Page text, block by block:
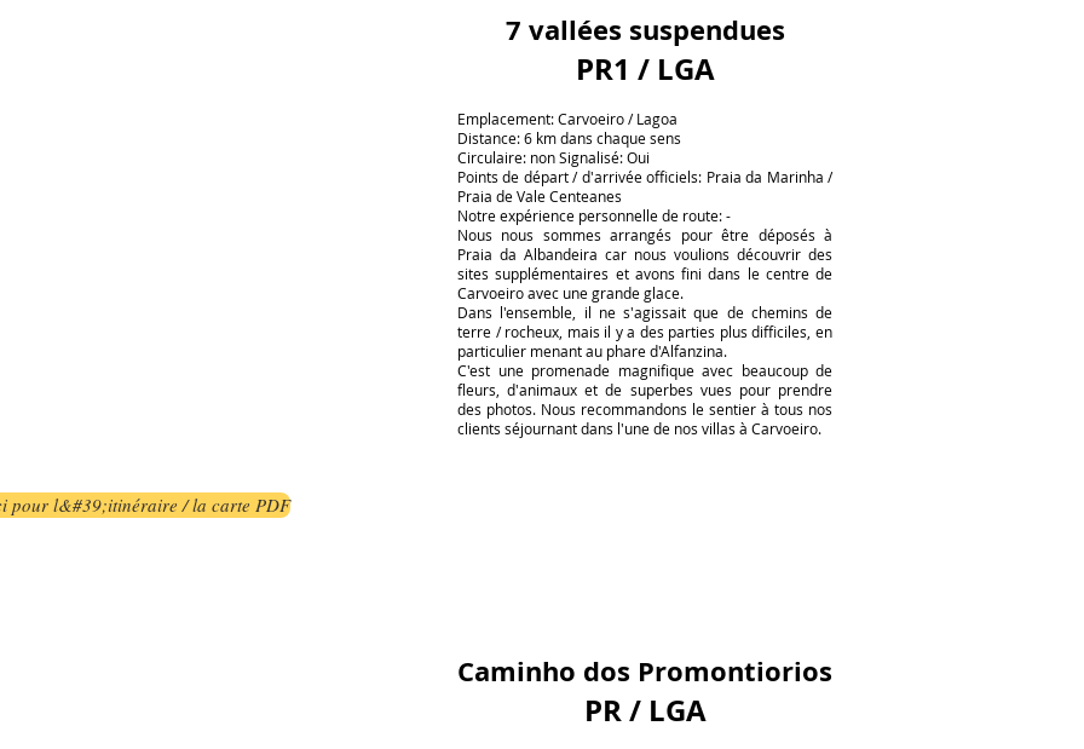
7 vallées suspendues
PR1 / LGA
Emplacement: Carvoeiro / Lagoa
Distance: 6 km dans chaque sens
Circulaire: non Signalisé: Oui
Points de départ / d'arrivée officiels: Praia da Marinha /
Praia de Vale Centeanes
Notre expérience personnelle de route: -
Nous nous sommes arrangés pour être déposés à
Praia da Albandeira car nous voulions découvrir des
sites supplémentaires et avons fini dans le centre de
Carvoeiro avec une grande glace.
Dans l'ensemble, il ne s'agissait que de chemins de
terre / rocheux, mais il y a des parties plus difficiles, en
particulier menant au phare d'Alfanzina.
C'est une promenade magnifique avec beaucoup de
fleurs, d'animaux et de superbes vues pour prendre
des photos. Nous recommandons le sentier à tous nos
clients séjournant dans l'une de nos villas à Carvoeiro.
pour l&#39;itinéraire / la carte PDF
Caminho dos Promontiorios
PR / LGA